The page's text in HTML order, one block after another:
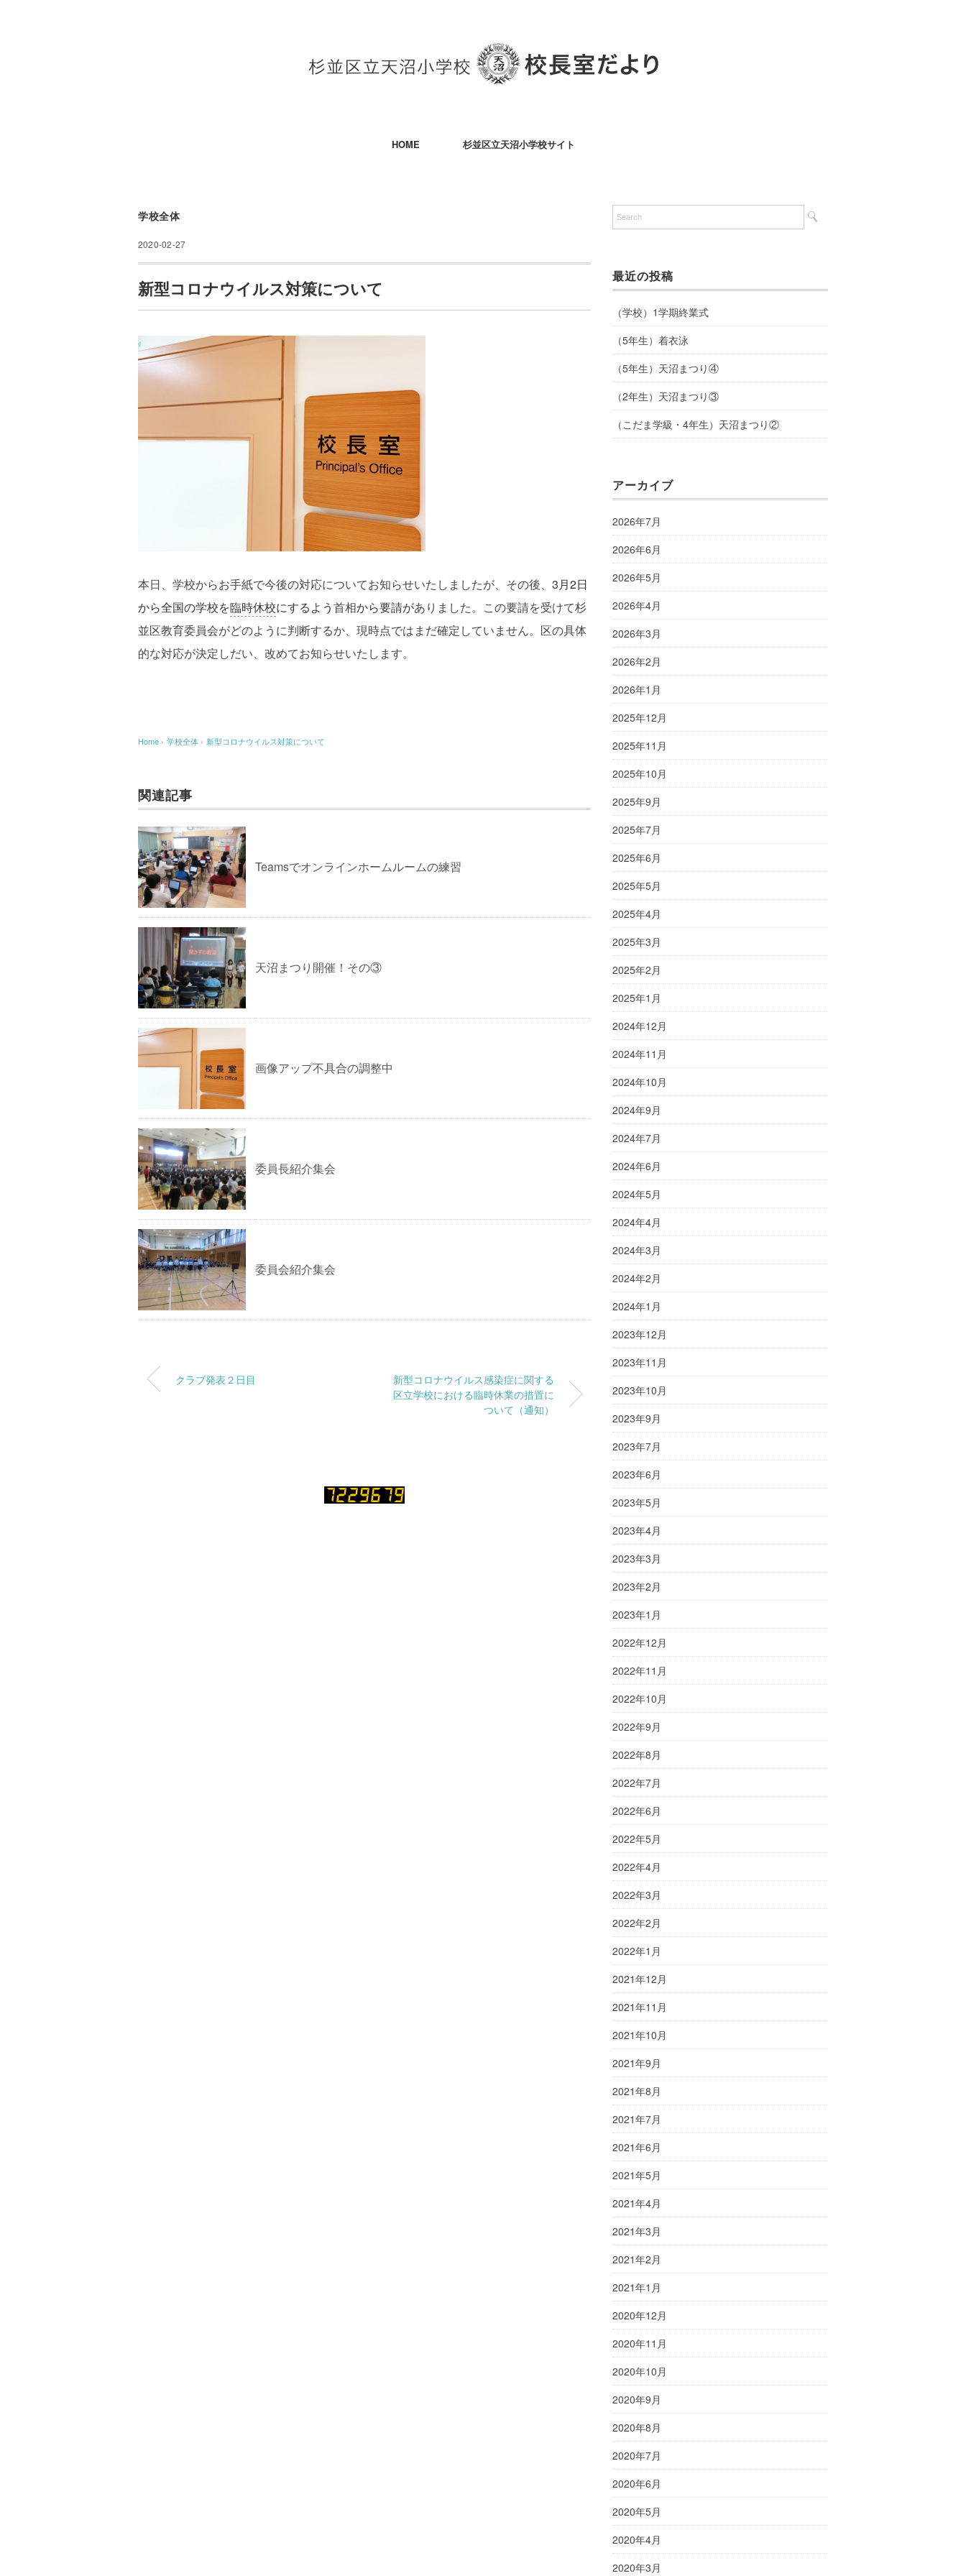
HOME 杉並区立天沼小学校サイト
学校全体
2020-02-27
新型コロナウイルス対策について
本日、学校からお手紙で今後の対応についてお知らせいたしましたが、その後、 3月2日
から全国の学校を臨時休校にするよう首相から要請がありました。この要請を受けて杉
並区教育委員会がどのように判断するか、現時点ではまだ確定していません。区の具体
的な対応が決定しだい、改めてお知らせいたします。
Home › 学校全体 › 新型コロナウイルス対策について
関連記事
Teamsでオンラインホームルームの練習
天沼まつり開催！その③
画像アップ不具合の調整中
委員長紹介集会
委員会紹介集会
クラブ発表２日目
新型コロナウイルス感染症に関する
区立学校における臨時休業の措置に
ついて（通知）
最近の投稿
（学校）1学期終業式
（5年生）着衣泳
（5年生）天沼まつり④
（2年生）天沼まつり③
（こだま学級・4年生）天沼まつり②
アーカイブ
2026年7月
2026年6月
2026年5月
2026年4月
2026年3月
2026年2月
2026年1月
2025年12月
2025年11月
2025年10月
2025年9月
2025年7月
2025年6月
2025年5月
2025年4月
2025年3月
2025年2月
2025年1月
2024年12月
2024年11月
2024年10月
2024年9月
2024年7月
2024年6月
2024年5月
2024年4月
2024年3月
2024年2月
2024年1月
2023年12月
2023年11月
2023年10月
2023年9月
2023年7月
2023年6月
2023年5月
2023年4月
2023年3月
2023年2月
2023年1月
2022年12月
2022年11月
2022年10月
2022年9月
2022年8月
2022年7月
2022年6月
2022年5月
2022年4月
2022年3月
2022年2月
2022年1月
2021年12月
2021年11月
2021年10月
2021年9月
2021年8月
2021年7月
2021年6月
2021年5月
2021年4月
2021年3月
2021年2月
2021年1月
2020年12月
2020年11月
2020年10月
2020年9月
2020年8月
2020年7月
2020年6月
2020年5月
2020年4月
2020年3月